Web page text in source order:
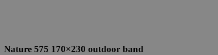
Nature 575 170×230 outdoor band